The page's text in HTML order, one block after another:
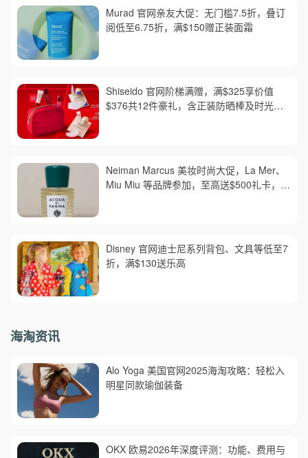
Murad 官网亲友大促：无门槛7.5折，叠订
阅低至6.75折，满$150赠正装面霜
Shiseido 官网阶梯满赠，满$325享价值
$376共12件豪礼，含正装防晒棒及时光琉
Neiman Marcus 美妆时尚大促，La Mer、
Miu Miu 等品牌参加，至高送$500礼卡，需
Disney 官网迪士尼系列背包、文具等低至7
折，满$130送乐高
海淘资讯
Alo Yoga 美国官网2025海淘攻略：轻松入
明星同款瑜伽装备
OKX 欧易2026年深度评测：功能、费用与